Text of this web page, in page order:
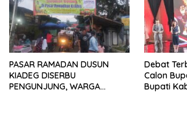
PASAR RAMADAN DUSUN
KIADEG DISERBU
PENGUNJUNG, WARGA
Debat
Calon
Bupati